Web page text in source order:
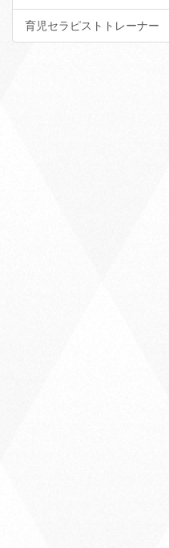
育児セラピストトレーナー